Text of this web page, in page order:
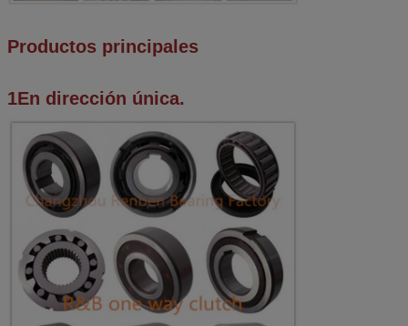
Productos principales
1En dirección única.